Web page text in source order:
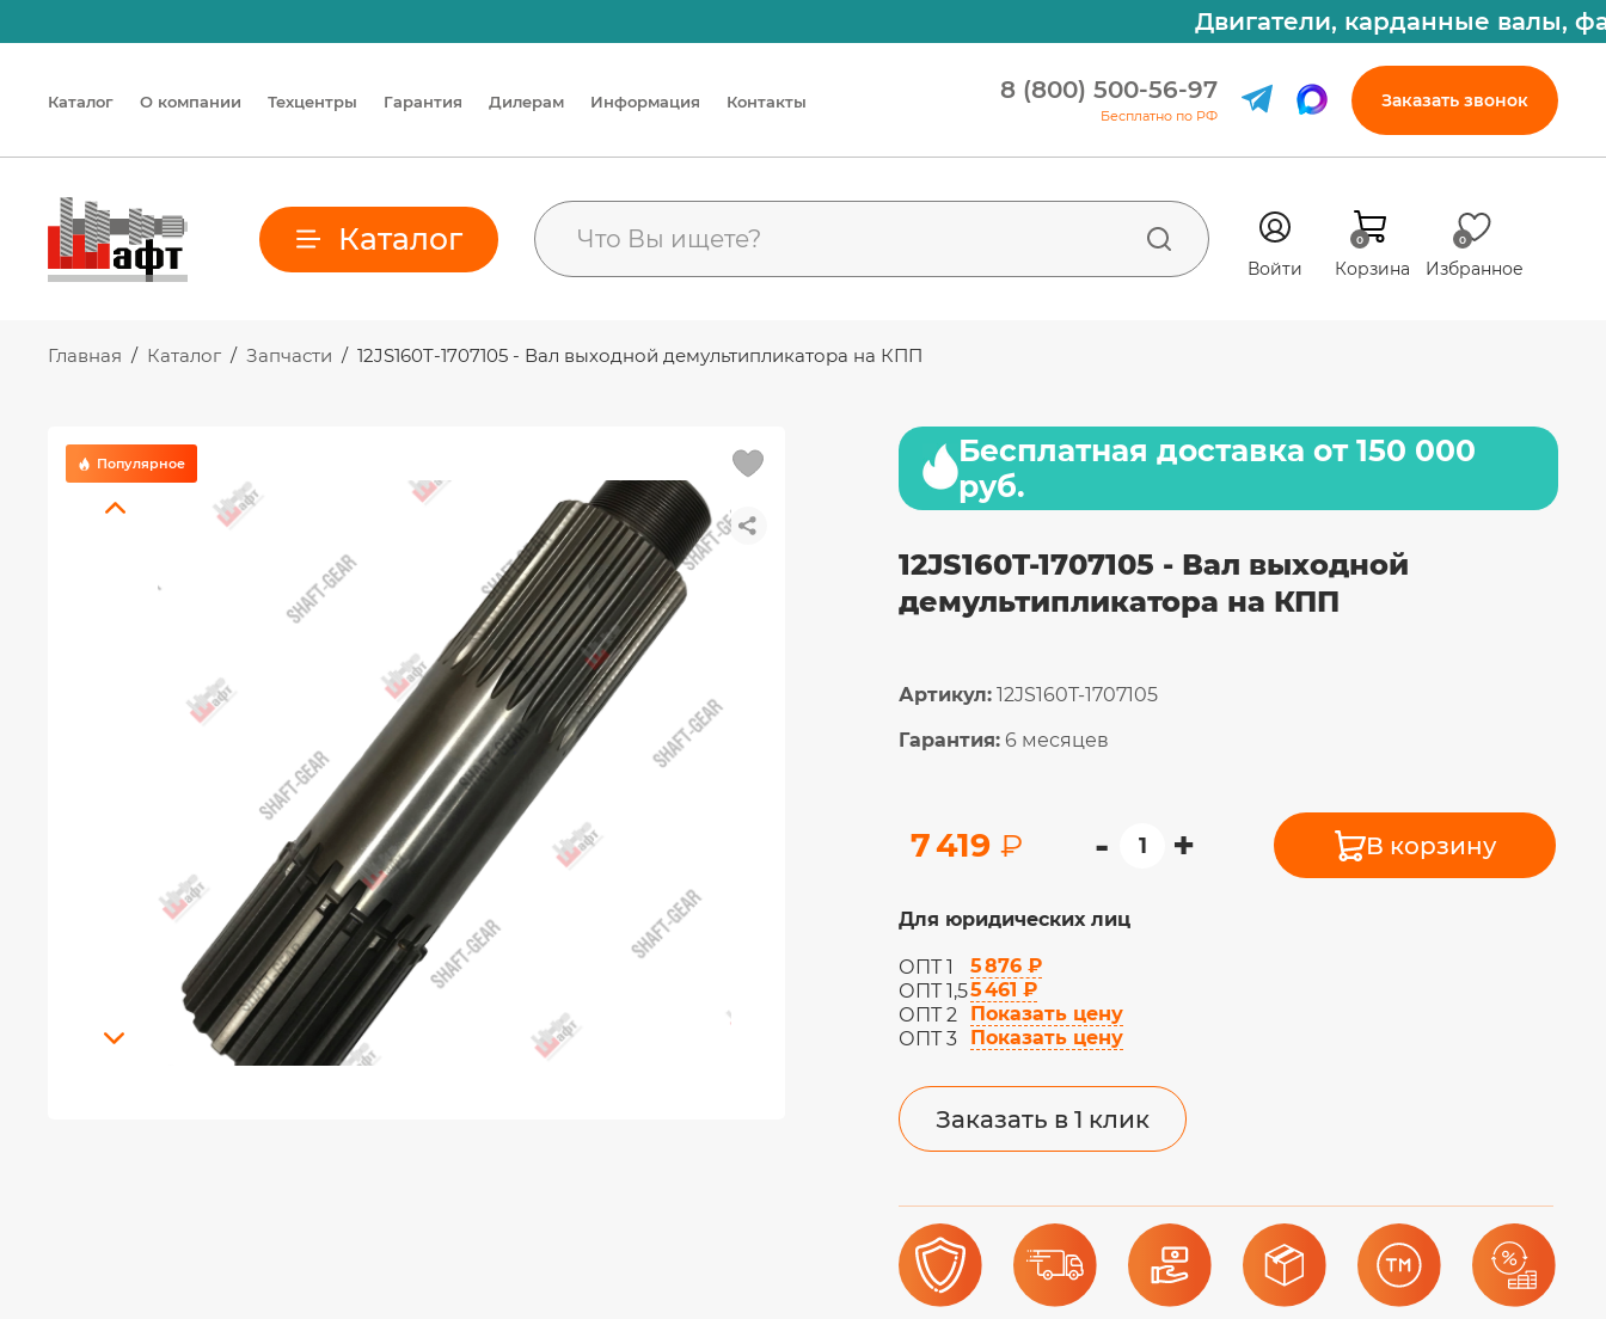
Двигатели, карданные валы,
Каталог О компании Техцентры Гарантия Дилерам Информация Контакты 8 (800) 500-56-97
Бесплатно по РФ
Заказать звонок
Каталог
Войти Корзина
0 0
Избранное
Главная / Каталог / Запчасти / 12JS160T-1707105 - Вал выходной демультипликатора на КПП
Популярное
Бесплатная доставка от 150 000
руб.
12JS160T-1707105 - Вал выходной
демультипликатора на КПП
Артикул: 12JS160T-1707105
Гарантия: 6 месяцев
7 419 ₽ - + В корзину
Для юридических лиц
ОПТ 1
5 876 ₽
ОПТ 1,55 461 ₽
ОПТ 2
Показать цену
ОПТ 3
Показать цену
Заказать в 1 клик